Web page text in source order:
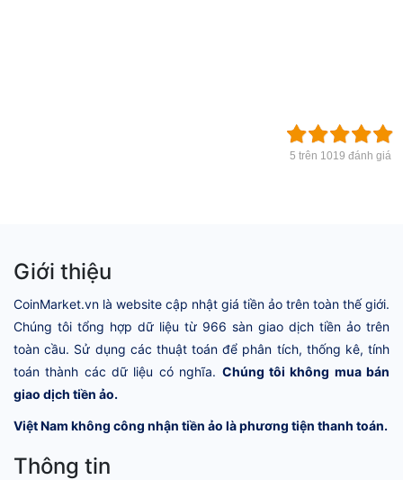
5 trên 1019 đánh giá
Giới thiệu
CoinMarket.vn là website cập nhật giá tiền ảo trên toàn thế giới.
Chúng tôi tổng hợp dữ liệu từ 966 sàn giao dịch tiền ảo trên
toàn cầu. Sử dụng các thuật toán để phân tích, thống kê, tính
toán thành các dữ liệu có nghĩa. Chúng tôi không mua bán
giao dịch tiền ảo.
Việt Nam không công nhận tiền ảo là phương tiện thanh toán.
Thông tin